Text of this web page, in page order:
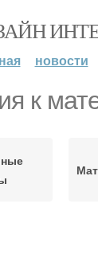
новости
к